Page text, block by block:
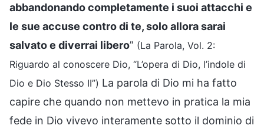
abbandonando completamente i suoi attacchi e
le sue accuse contro di te, solo allora sarai
salvato e diverrai libero” (La Parola, Vol. 2:
Riguardo al conoscere Dio, “L’opera di Dio, l’indole di
Dio e Dio Stesso II”) La parola di Dio mi ha fatto
capire che quando non mettevo in pratica la mia
fede in Dio vivevo interamente sotto il dominio di